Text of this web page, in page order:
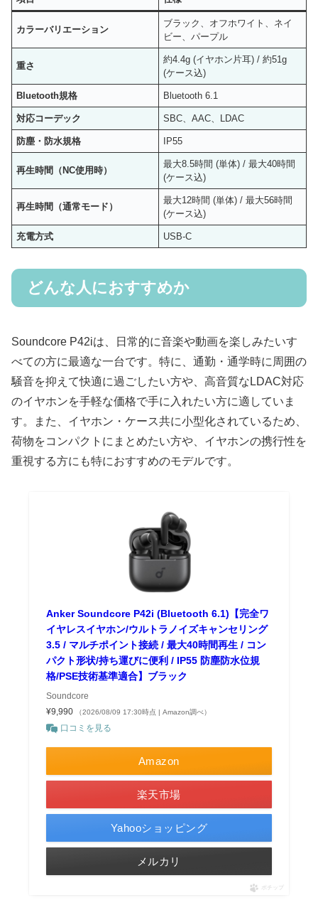
カラーバリエーション
ブラック、オフホワイト、ネイ
ビー、パープル
重さ
約4.4g (イヤホン片耳) / 約51g
(ケース込)
Bluetooth規格 Bluetooth 6.1
対応コーデック SBC、AAC、LDAC
防塵・防水規格 IP55
再生時間（NC使用時）
最大8.5時間 (単体) / 最大40時間
(ケース込)
再生時間（通常モード）
最大12時間 (単体) / 最大56時間
(ケース込)
充電方式 USB-C
どんな人におすすめか
Soundcore P42iは、日常的に音楽や動画を楽しみたいす
べての方に最適な一台です。特に、通勤・通学時に周囲の
騒音を抑えて快適に過ごしたい方や、高音質なLDAC対応
のイヤホンを手軽な価格で手に入れたい方に適していま
す。また、イヤホン・ケース共に小型化されているため、
荷物をコンパクトにまとめたい方や、イヤホンの携行性を
重視する方にも特におすすめのモデルです。
Anker Soundcore P42i (Bluetooth 6.1)【完全ワ
イヤレスイヤホン/ウルトラノイズキャンセリング
3.5 / マルチポイント接続 / 最大40時間再生 / コン
パクト形状/持ち運びに便利 / IP55 防塵防水位規
格/PSE技術基準適合】ブラック
Soundcore
¥9,990
（2026/08/09 17:30時点 | Amazon調べ）
口コミを見る
Amazon
楽天市場
Yahooショッピング
メルカリ
ポチップ